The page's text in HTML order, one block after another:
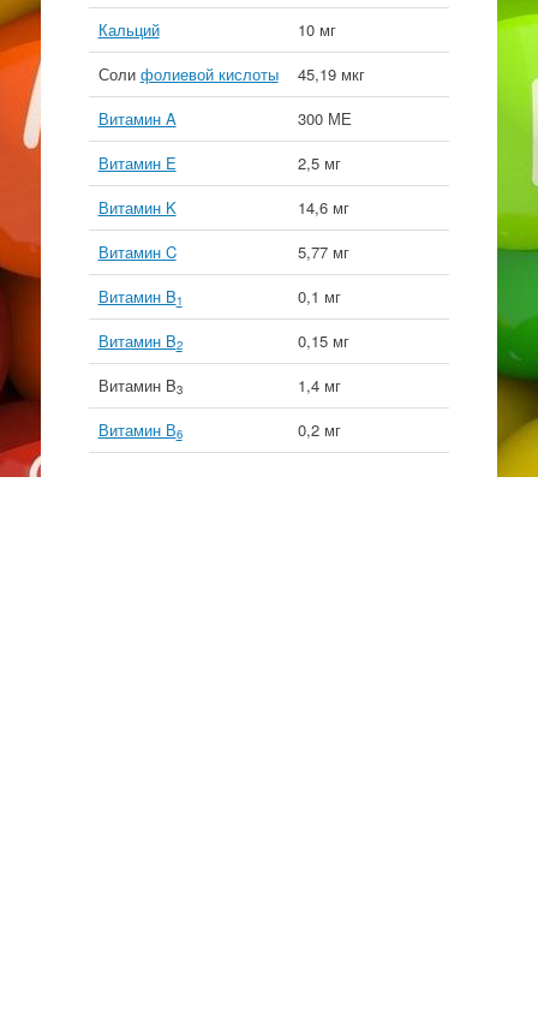
Кальций
10 мг
Соли фолиевой кислоты
45,19 мкг
Витамин A
300 МЕ
Витамин E
2,5 мг
Витамин K
14,6 мг
Витамин C
5,77 мг
Витамин B1
0,1 мг
Витамин B2
0,15 мг
Витамин B3
1,4 мг
Витамин В6 0,2 мг